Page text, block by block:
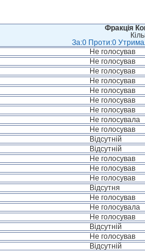
Фракція
За:0 Проти:0
Не голосував
Не голосував
Не голосував
Не голосував
Не голосував
Не голосував
Не голосував
Не голосувала
Не голосував
Відсутній
Відсутній
Не голосував
Не голосував
Не голосував
Відсутня
Не голосував
Не голосувала
Не голосував
Відсутній
Не голосував
Відсутній